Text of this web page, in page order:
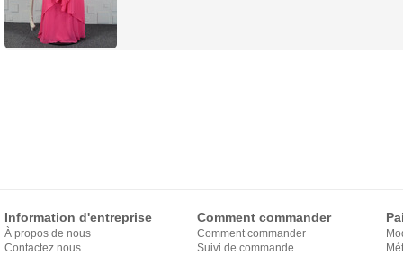
Information d'entreprise
À propos de nous
Contactez nous
Comment commander
Comment commander
Suivi de commande